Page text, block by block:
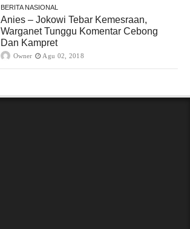
BERITA NASIONAL
Anies – Jokowi Tebar Kemesraan,
Warganet Tunggu Komentar Cebong
Dan Kampret
Owner Agu 02, 2018